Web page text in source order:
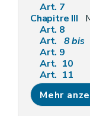
Art. 7
Chapitre III
Art. 8
Art. 8bis
Art. 9
Art. 10
Art. 11
Art. 12
Art. 13
Art. 14
Mehr